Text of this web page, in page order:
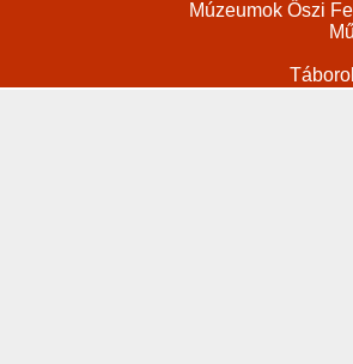
Múzeumok Őszi